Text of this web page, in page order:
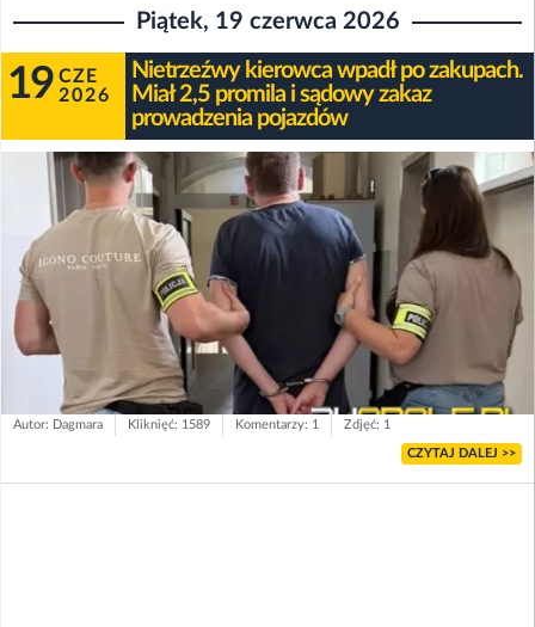
Piątek, 19 czerwca 2026
19 CZE
2026
Nietrzeźwy kierowca wpadł po zakupach.
Miał 2,5 promila i sądowy zakaz
prowadzenia pojazdów
Autor: Dagmara Kliknięć: 1589 Komentarzy: 1 Zdjęć: 1
CZYTAJ DALEJ >>